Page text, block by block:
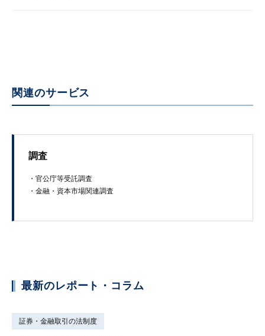
関連のサービス
調査
・官​公庁​等​受託​調​査
・​金融​・資本市​場​関連調査
最新のレポート・コラム
証券・金融取引の法制度